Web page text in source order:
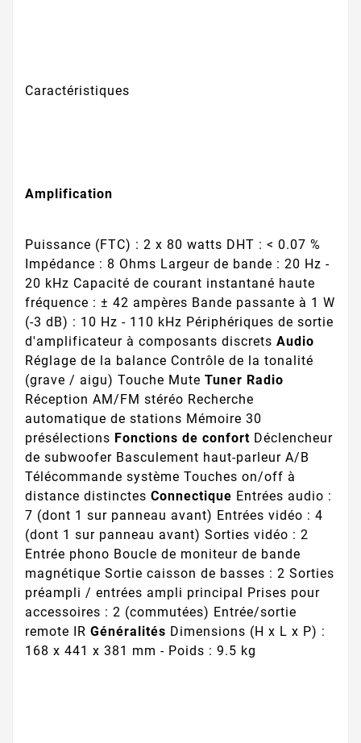
Caractéristiques
Amplification
Puissance (FTC) : 2 x 80 watts DHT : < 0.07 %
Impédance : 8 Ohms Largeur de bande : 20 Hz -
20 kHz Capacité de courant instantané haute
fréquence : ± 42 ampères Bande passante à 1 W
(-3 dB) : 10 Hz - 110 kHz Périphériques de sortie
d'amplificateur à composants discrets Audio
Réglage de la balance Contrôle de la tonalité
(grave / aigu) Touche Mute Tuner Radio
Réception AM/FM stéréo Recherche
automatique de stations Mémoire 30
présélections Fonctions de confort Déclencheur
de subwoofer Basculement haut-parleur A/B
Télécommande système Touches on/off à
distance distinctes Connectique Entrées audio :
7 (dont 1 sur panneau avant) Entrées vidéo : 4
(dont 1 sur panneau avant) Sorties vidéo : 2
Entrée phono Boucle de moniteur de bande
magnétique Sortie caisson de basses : 2 Sorties
préampli / entrées ampli principal Prises pour
accessoires : 2 (commutées) Entrée/sortie
remote IR Généralités Dimensions (H x L x P) :
168 x 441 x 381 mm - Poids : 9.5 kg